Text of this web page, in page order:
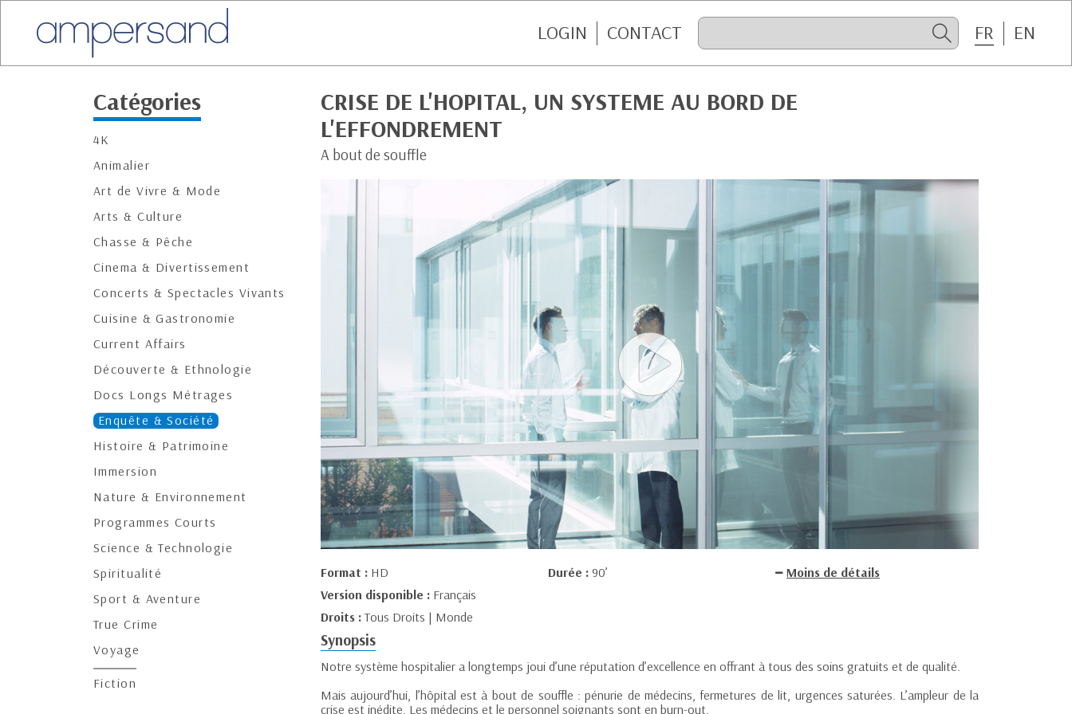
LOGIN CONTACT FR EN
Catégories
4K
Animalier
Art de Vivre & Mode
Arts & Culture
Chasse & Pêche
Cinema & Divertissement
Concerts & Spectacles Vivants
Cuisine & Gastronomie
Current Affairs
Découverte & Ethnologie
Docs Longs Métrages
Enquête & Société
Histoire & Patrimoine
Immersion
Nature & Environnement
Programmes Courts
Science & Technologie
Spiritualité
Sport & Aventure
True Crime
Voyage
Fiction
CRISE DE L'HOPITAL, UN SYSTEME AU BORD DE
L'EFFONDREMENT
A bout de souffle
Format : HD Durée : 90’
Moins de détails
Version disponible : Français
Droits :Tous Droits | Monde
Synopsis
Notre système hospitalier a longtemps joui d’une réputation d’excellence en offrant à tous des soins gratuits et de qualité.
Mais aujourd’hui, l’hôpital est à bout de souffle : pénurie de médecins, fermetures de lit, urgences saturées. L’ampleur de la
crise est inédite. Les médecins et le personnel soignants sont en burn-out.